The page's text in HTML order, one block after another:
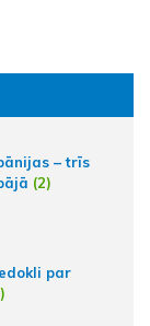
– trīs
(2)
par